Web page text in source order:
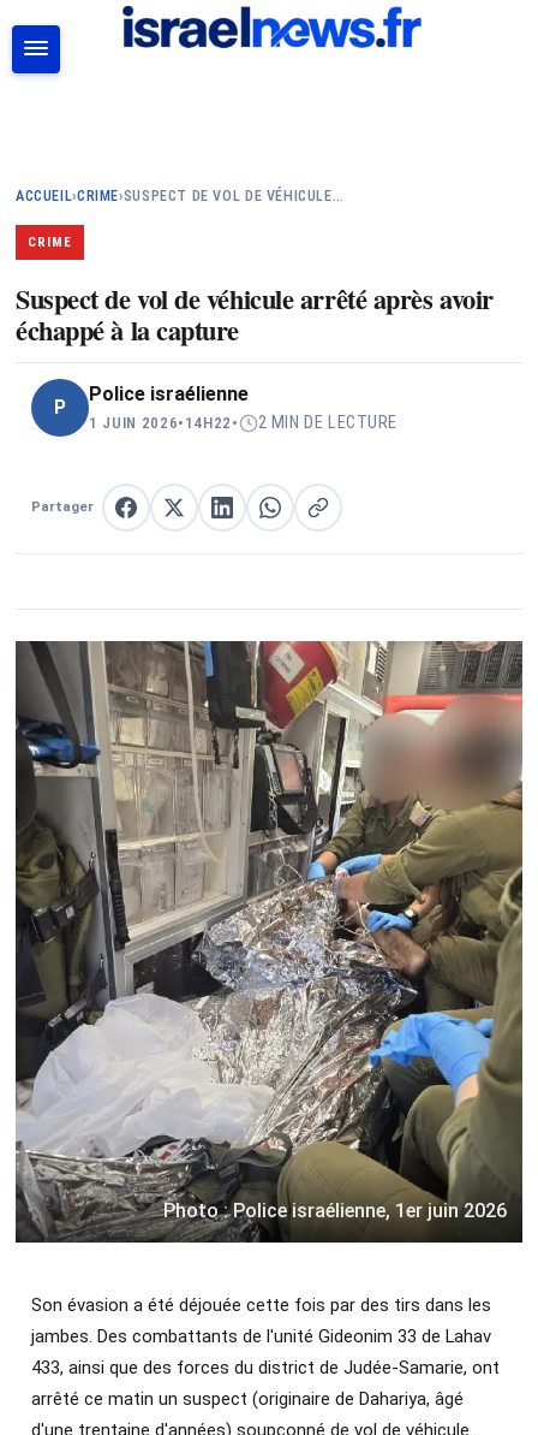
ACCUEIL›CRIME›SUSPECT DE VOL DE VÉHICULE…
CRIME
Suspect de vol de véhicule arrêté après avoir
échappé à la capture
P
Police israélienne
1 JUIN 2026• 14H22 • 2 MIN DE LECTURE
Partager Partager sur Facebook
Partager sur XPartager sur LinkedIn
Partager sur WhatsApp
Copier le lien
Photo : Police israélienne, 1er juin 2026
Son évasion a été déjouée cette fois par des tirs dans les
jambes. Des combattants de l'unité Gideonim 33 de Lahav
433, ainsi que des forces du district de Judée-Samarie, ont
arrêté ce matin un suspect (originaire de Dahariya, âgé
d'une trentaine d'années) soupçonné de vol de véhicule.